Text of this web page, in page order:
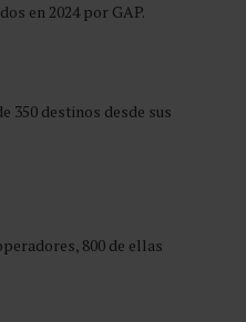
en 2024 por GAP.
350 destinos desde sus
800 de ellas